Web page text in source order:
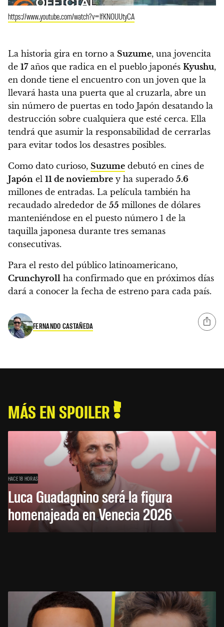
https://www.youtube.com/watch?v=IfKNOUUtyCA
La historia gira en torno a Suzume, una jovencita
de 17años que radica en el pueblo japonés Kyushu,
en donde tiene el encuentro con un joven que la
llevará hasta una puerta que al cruzarla, abre un
sin número de puertas en todo Japón desatando la
destrucción sobre cualquiera que esté cerca. Ella
tendrá que asumir la responsabilidad de cerrarlas
para evitar todos los desastres posibles.
Como dato curioso, Suzume debutó en cines de
Japón el 11 de noviembre y ha superado 5.6
millones de entradas. La película también ha
recaudado alrededor de 55 millones de dólares
manteniéndose en el puesto número 1 de la
taquilla japonesa durante tres semanas
consecutivas.
Para el resto del público latinoamericano,
Crunchyroll ha confirmado que en próximos días
dará a conocer la fecha de estreno para cada país.
FERNANDO CASTAÑEDA
MÁS EN SPOILER
HACE 18 HORAS
Luca Guadagnino será la figura
homenajeada en Venecia 2026